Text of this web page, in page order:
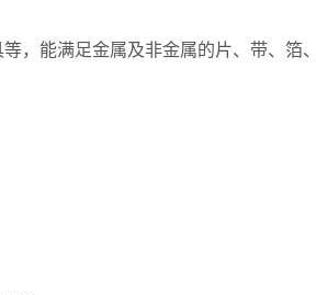
，能满足金属及非金属的片、带、箔、